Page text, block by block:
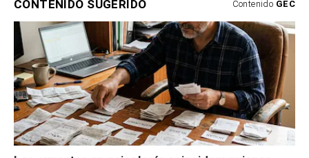
CONTENIDO SUGERIDO Contenido GEC